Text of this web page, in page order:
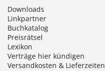
Downloads
Linkpartner
Buchkatalog
Preisrätsel
Lexikon
Verträge hier kündigen
Versandkosten & Lieferzeiten